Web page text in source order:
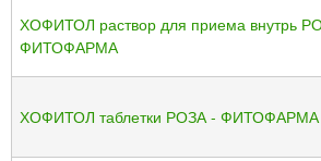
ХОФИТОЛ раствор для приема внутрь
ФИТОФАРМА
ХОФИТОЛ таблетки РОЗА - ФИТОФАРМА